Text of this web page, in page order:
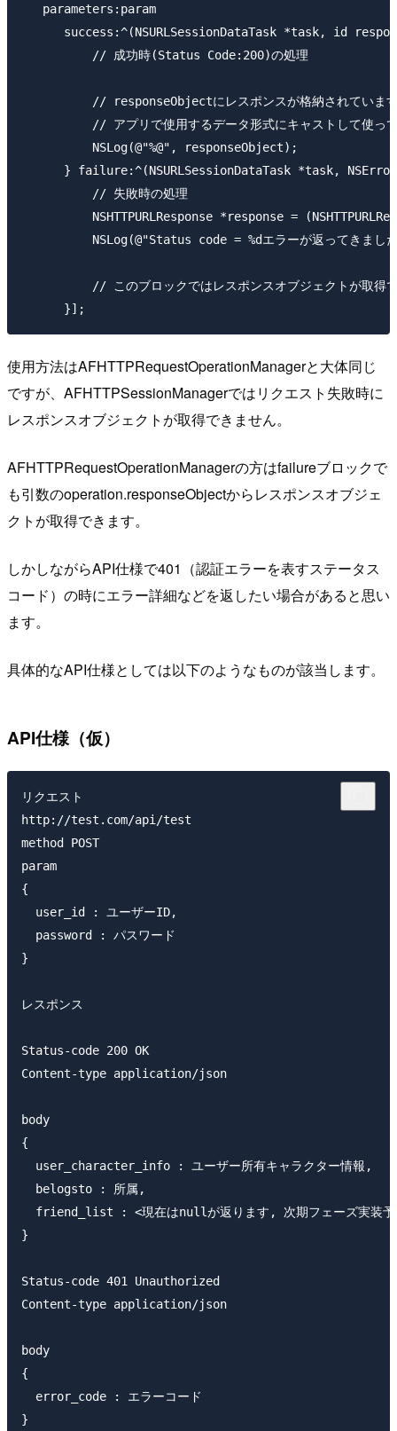
   parameters:param
success:^(NSURLSessionDataTask *task, id
          // 成功時(Status Code:200)の処理
// responseObjectにレスポンスが格納されていま
// アプリで使用するデータ形式にキャストして使っ
          NSLog(@"%@", responseObject);
} failure:^(NSURLSessionDataTask *task,
          // 失敗時の処理
NSHTTPURLResponse *response =
NSLog(@"Status code = %dエラーが返ってきまし
// このブロックではレスポンスオブジェクトが取得
使用方法はAFHTTPRequestOperationManagerと大体同じ
ですが、AFHTTPSessionManagerではリクエスト失敗時に
レスポンスオブジェクトが取得できません。
AFHTTPRequestOperationManagerの方はfailureブロックで
も引数のoperation.responseObjectからレスポンスオブジェ
クトが取得できます。
しかしながらAPI仕様で401（認証エラーを表すステータス
コード）の時にエラー詳細などを返したい場合があると思い
ます。
具体的なAPI仕様としては以下のようなものが該当します。
API仕様（仮）
リクエスト
http://test.com/api/test
method POST
param
{
  user_id : ユーザーID,
  password : パスワード
}
レスポンス
Status-code 200 OK
Content-type application/json
body
{
  user_character_info : ユーザー所有キャラクター情報,
  belogsto : 所属,
friend_list : <現在はnullが返ります, 次期フェーズ実装
}
Status-code 401 Unauthorized
Content-type application/json
body
{
  error_code : エラーコード
}